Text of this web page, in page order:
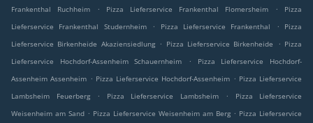
Frankenthal Ruchheim
. Pizza Lieferservice Frankenthal Flomersheim .
Pizza
Lieferservice Frankenthal Studernheim
. Pizza Lieferservice Frankenthal .
Pizza
Lieferservice Birkenheide Akaziensiedlung . Pizza Lieferservice Birkenheide . Pizza
Lieferservice Hochdorf-Assenheim Schauernheim
.
Pizza Lieferservice Hochdorf-
Assenheim Assenheim . Pizza Lieferservice Hochdorf-Assenheim . Pizza Lieferservice
Lambsheim Feuerberg
. Pizza Lieferservice Lambsheim .
Pizza Lieferservice
Weisenheim am Sand . Pizza Lieferservice Weisenheim am Berg . Pizza Lieferservice